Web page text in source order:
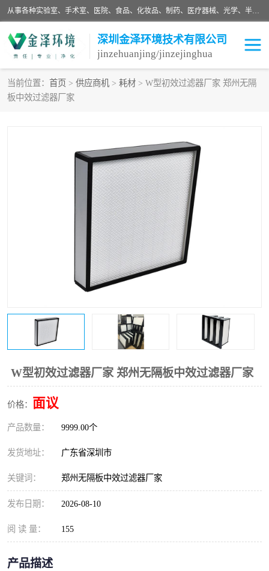
从事各种实验室、手术室、医院、食品、化妆品、制药、医疗器械、光学、半导体、精密电子等无尘车间行业的洁净车间装修设计、净化设备、恒温恒湿空调的设计制作与安装、净化系统工程项目施工及其技术支持服务。
深圳金泽环境技术有限公司
jinzehuanjing/jinzejinghua
当前位置： 首页 > 供应商机 > 耗材 > W型初效过滤器厂家 郑州无隔
板中效过滤器厂家
W型初效过滤器厂家 郑州无隔板中效过滤器厂家
价格： 面议
产品数量： 9999.00个
发货地址： 广东省深圳市
关键词： 郑州无隔板中效过滤器厂家
发布日期： 2026-08-10
阅 读 量： 155
产品描述
耗材
GMP车间净化
生命工程
食品饮料
光电车间
恒温恒湿净化空调